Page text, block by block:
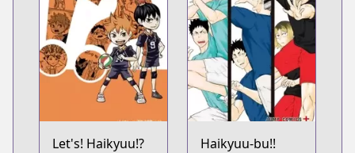
Let's! Haikyuu!? Haikyuu-bu!!